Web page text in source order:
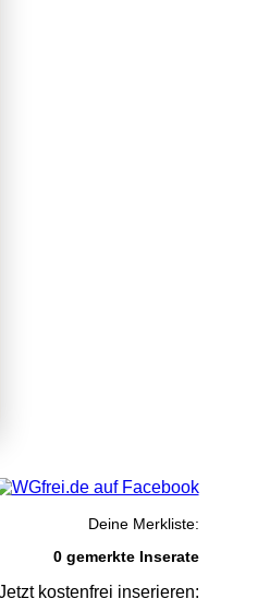
Deine Merkliste:
0 gemerkte Inserate
kostenfrei inserieren: